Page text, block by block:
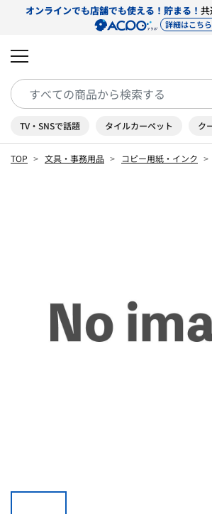
オンラインでも店舗でも使える！貯まる！
詳細はこちら
TV・SNSで話題 タイルカーペット ク
TOP 文具・事務用品 コピー用紙・インク